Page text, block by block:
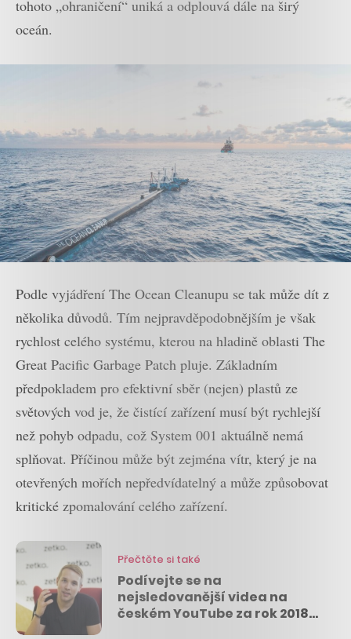
tohoto „ohraničení“ uniká a odplouvá dále na širý
oceán.
Podle vyjádření The Ocean Cleanupu se tak může dít z
několika důvodů. Tím nejpravděpodobnějším je však
rychlost celého systému, kterou na hladině oblasti The
Great Pacific Garbage Patch pluje. Základním
předpokladem pro efektivní sběr (nejen) plastů ze
světových vod je, že čistící zařízení musí být rychlejší
než pohyb odpadu, což System 001 aktuálně nemá
splňovat. Příčinou může být zejména vítr, který je na
otevřených mořích nepředvídatelný a může způsobovat
kritické zpomalování celého zařízení.
Přečtěte si také
Podívejte se na
nejsledovanější videa na
českém YouTube za rok 2018.